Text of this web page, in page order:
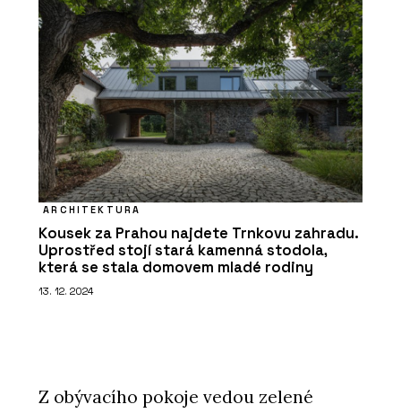
O FIRMĚ
Kolem kamen
Časopis Kolem kamen
ARCHITEKTURA
Kousek za Prahou najdete Trnkovu zahradu.
Uprostřed stojí stará kamenná stodola,
která se stala domovem mladé rodiny
13. 12. 2024
Z obývacího pokoje vedou zelené